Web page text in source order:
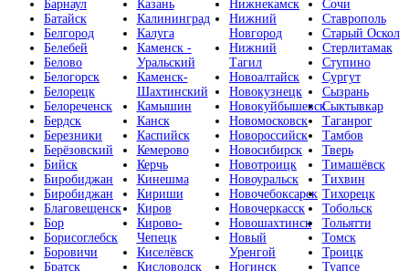
Барнаул
Батайск
Белгород
Белебей
Белово
Белогорск
Белорецк
Белореченск
Бердск
Березники
Берёзовский
Бийск
Биробиджан
Биробиджан
Благовещенск
Бор
Борисоглебск
Боровичи
Братск
Казань
Калининград
Калуга
Каменск -
Уральский
Каменск-
Шахтинский
Камышин
Канск
Каспийск
Кемерово
Керчь
Кинешма
Кириши
Киров
Кирово-
Чепецк
Киселёвск
Кисловодск
Нижнекамск
Нижний
Новгород
Нижний
Тагил
Новоалтайск
Новокузнецк
Новокуйбышевск
Новомосковск
Новороссийск
Новосибирск
Новотроицк
Новоуральск
Новочебоксарск
Новочеркасск
Новошахтинск
Новый
Уренгой
Ногинск
Сочи
Ставрополь
Старый Оскол
Стерлитамак
Ступино
Сургут
Сызрань
Сыктывкар
Таганрог
Тамбов
Тверь
Тимашёвск
Тихвин
Тихорецк
Тобольск
Тольятти
Томск
Троицк
Туапсе